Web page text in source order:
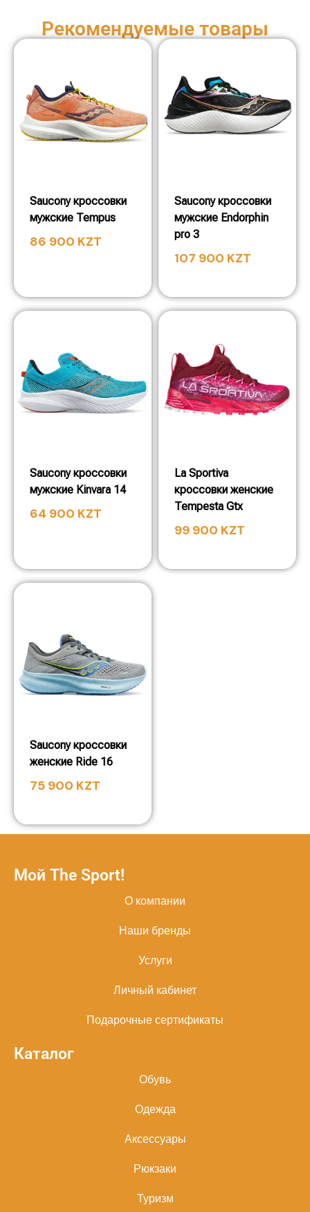
Рекомендуемые товары
Saucony кроссовки
мужские Tempus
86 900 KZT
Saucony кроссовки
мужские Endorphin
pro 3
107 900 KZT
Saucony кроссовки
мужские Kinvara 14
64 900 KZT
La Sportiva
кроссовки женские
Tempesta Gtx
99 900 KZT
Saucony кроссовки
женские Ride 16
75 900 KZT
Мой The Sport!
О компании
Наши бренды
Услуги
Личный кабинет
Подарочные сертификаты
Каталог
Обувь
Одежда
Аксессуары
Рюкзаки
Туризм